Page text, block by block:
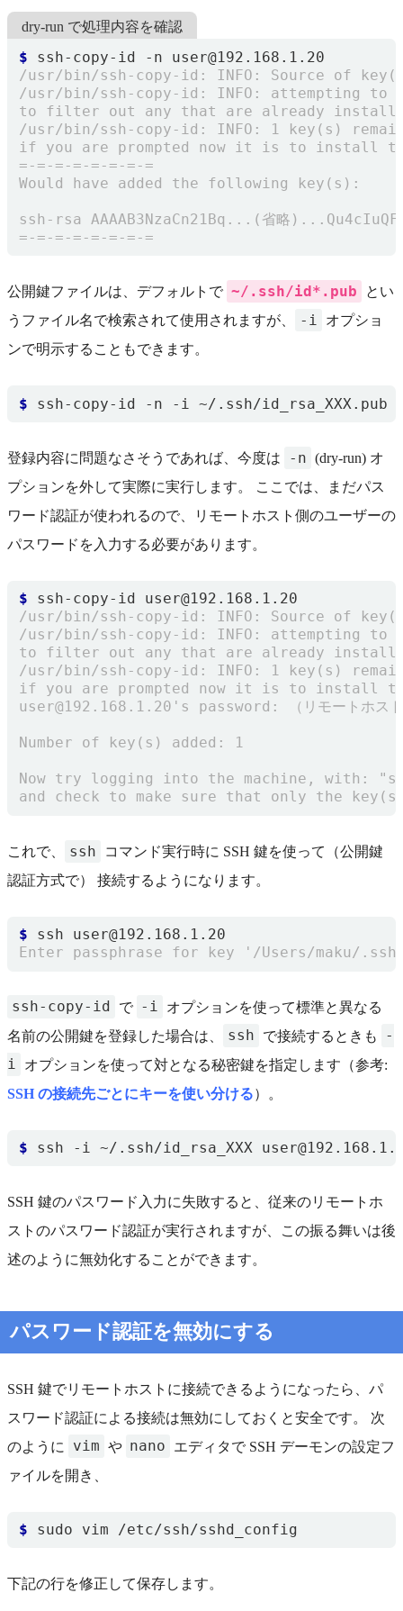
dry-run で処理内容を確認
$
公開鍵ファイルは、デフォルトで ~/.ssh/id*.pub
とい
うファイル名で検索されて使用されますが、
-i
オプショ
ンで明示することもできます。
$
登録内容に問題なさそうであれば、今度は -n (dry-run) オ
プションを外して実際に実行します。 ここでは、まだパス
ワード認証が使われるので、リモートホスト側のユーザーの
パスワードを入力する必要があります。
$
これで、 ssh
コマンド実行時に SSH 鍵を使って（公開鍵
認証方式で） 接続するようになります。
$
ssh-copy-id で -i
オプションを使って標準と異なる
名前の公開鍵を登録した場合は、
ssh で接続するときも
-
i
オプションを使って対となる秘密鍵を指定します（参考:
SSH の接続先ごとにキーを使い分ける）。
$
SSH 鍵のパスワード入力に失敗すると、従来のリモートホ
ストのパスワード認証が実行されますが、この振る舞いは後
述のように無効化することができます。
パスワード認証を無効にする
SSH 鍵でリモートホストに接続できるようになったら、パ
スワード認証による接続は無効にしておくと安全です。 次
のように
vim や nano
エディタで SSH デーモンの設定フ
ァイルを開き、
$
下記の行を修正して保存します。